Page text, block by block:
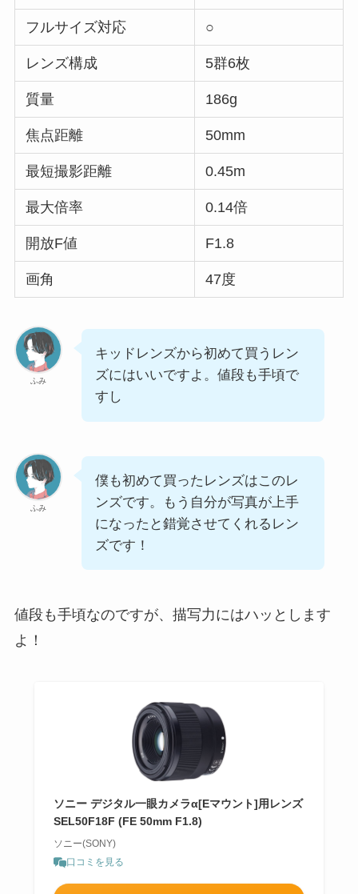
フルサイズ対応 ○
レンズ構成 5群6枚
質量 186g
焦点距離 50mm
最短撮影距離 0.45m
最大倍率 0.14倍
開放F値 F1.8
画角 47度
ふみ
キッドレンズから初めて買うレン
ズにはいいですよ。値段も手頃で
すし
ふみ
僕も初めて買ったレンズはこのレ
ンズです。もう自分が写真が上手
になったと錯覚させてくれるレン
ズです！
値段も手頃なのですが、描写力にはハッとします
よ！
ソニー デジタル一眼カメラα[Eマウント]用レンズ
SEL50F18F (FE 50mm F1.8)
ソニー(SONY)
口コミを見る